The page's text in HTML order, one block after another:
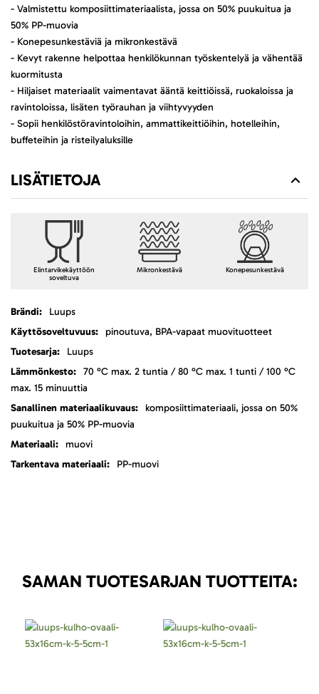
- Valmistettu komposiittimateriaalista, jossa on 50% puukuitua ja
50% PP-muovia
- Konepesunkestäviä ja mikronkestävä
- Kevyt rakenne helpottaa henkilökunnan työskentelyä ja vähentää
kuormitusta
- Hiljaiset materiaalit vaimentavat ääntä keittiöissä, ruokaloissa ja
ravintoloissa, lisäten työrauhan ja viihtyvyyden
- Sopii henkilöstöravintoloihin, ammattikeittiöihin, hotelleihin,
buffeteihin ja risteilyaluksille
LISÄTIETOJA
Elintarvikekäyttöön
soveltuva
Mikronkestävä Konepesunkestävä
LisätietojaLuups
pinoutuva, BPA-vapaat muovituotteet
Luups
70 °C max. 2 tuntia / 80 °C max. 1 tunti / 100 °C
max. 15 minuuttia
komposiittimateriaali, jossa on 50%
puukuitua ja 50% PP-muovia
muovi
PP-muovi
SAMAN TUOTESARJAN TUOTTEITA: